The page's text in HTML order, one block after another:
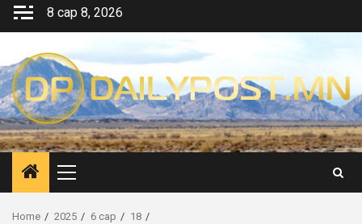
Skip
8 сар 8, 2026
Primary
Menu
Home 2025 6 сар
18